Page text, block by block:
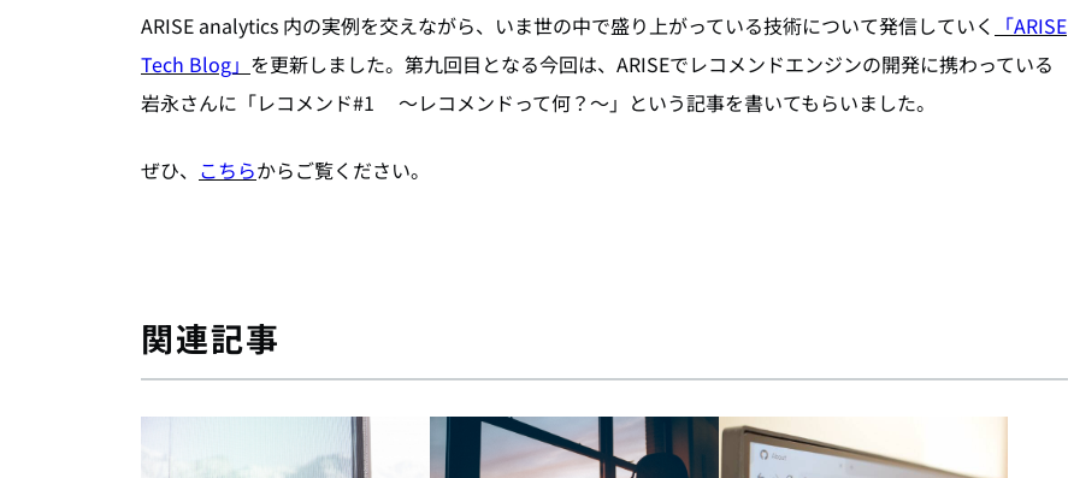
ARISE analytics 内の実例を交えながら、いま世の中で盛り上がっている技術について発信していく 「ARISE
Tech Blog」 を更新しました。第九回目となる今回は、ARISEでレコメンドエンジンの開発に携わっている
岩永さんに「レコメンド#1 ～レコメンドって何？～」という記事を書いてもらいました。
ぜひ、 こちらからご覧ください。
関連記事